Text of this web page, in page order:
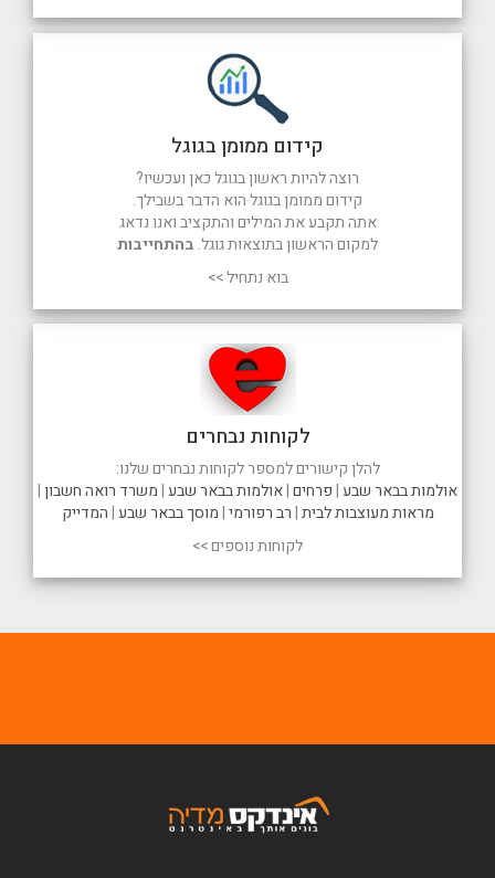
לקוחות נבחרים
להלן קישורים למספר לקוחות נבחרים שלנו:
אולמות בבאר שבע|פרחים|אולמות בבאר שבע|משרד רואה חשבון|
מראות מעוצבות לבית|רב רפורמי|מוסך בבאר שבע|המדייק
לקוחות נוספים >>
קידום ממומן בגוגל
רוצה להיות ראשון בגוגל כאן ועכשיו?
קידום ממומן בגוגל הוא הדבר בשבילך.
אתה תקבע את המילים והתקציב ואנו נדאג
למקום הראשון בתוצאות גוגל. בהתחייבות
בוא נתחיל >>